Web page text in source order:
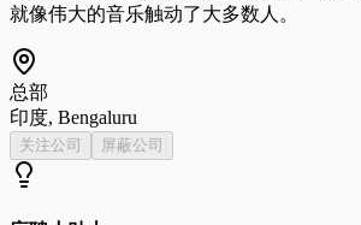
就像伟大的音乐触动了大多数人。
总部
印度, Bengaluru
关注公司 屏蔽公司